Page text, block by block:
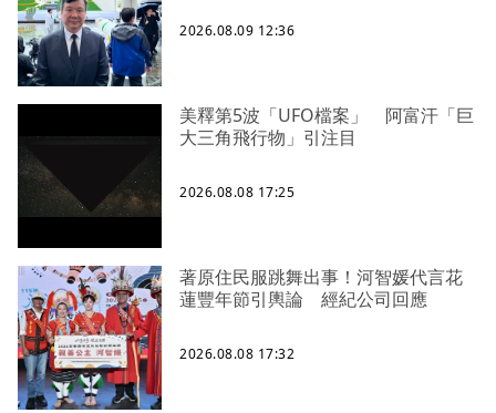
2026.08.09 12:36
美釋第5波「UFO檔案」 阿富汗「巨
大三角飛行物」引注目
2026.08.08 17:25
著原住民服跳舞出事！河智媛代言花
蓮豐年節引輿論 經紀公司回應
2026.08.08 17:32